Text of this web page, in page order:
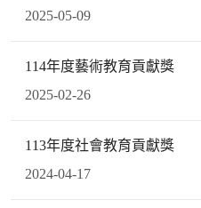
2025-05-09
114年度藝術教育貢獻獎
2025-02-26
113年度社會教育貢獻獎
2024-04-17